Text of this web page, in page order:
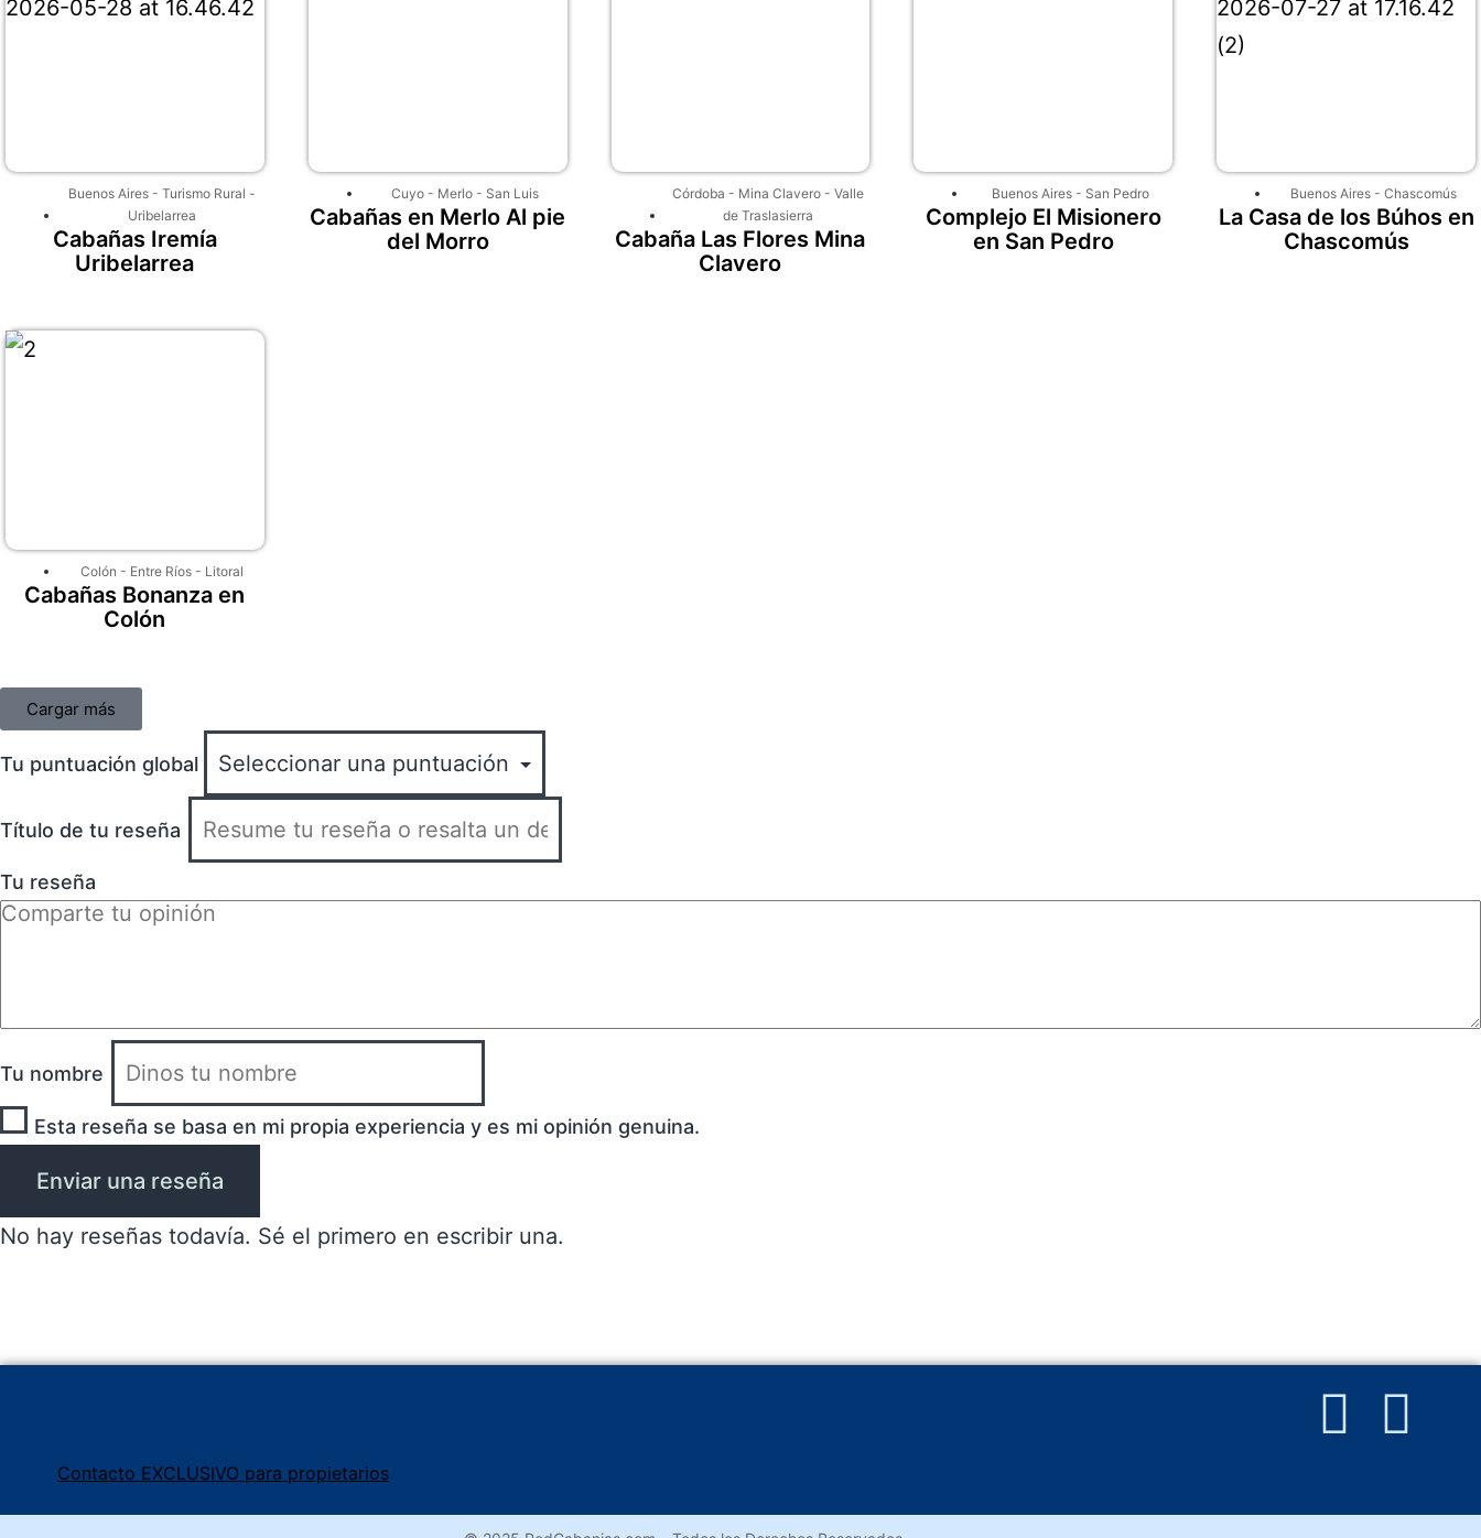
Buenos Aires -Turismo Rural -
Uribelarrea
Cabañas Iremía
Uribelarrea
Cuyo - Merlo - San Luis
Cabañas en Merlo Al pie
del Morro
Córdoba - Mina Clavero- Valle
de Traslasierra
Cabaña Las Flores Mina
Clavero
Buenos Aires - San Pedro
Complejo El Misionero
en San Pedro
Buenos Aires -Chascomús
La Casa de los Búhos en
Chascomús
Colón - Entre Ríos - Litoral
Cabañas Bonanza en
Colón
Cargar más
Tu puntuación global
Título de tu reseña
Tu reseña
Tu nombre
Esta reseña se basa en mi propia experiencia y es mi opinión genuina.
Enviar una reseña
No hay reseñas todavía. Sé el primero en escribir una.
Contacto EXCLUSIVO para propietarios